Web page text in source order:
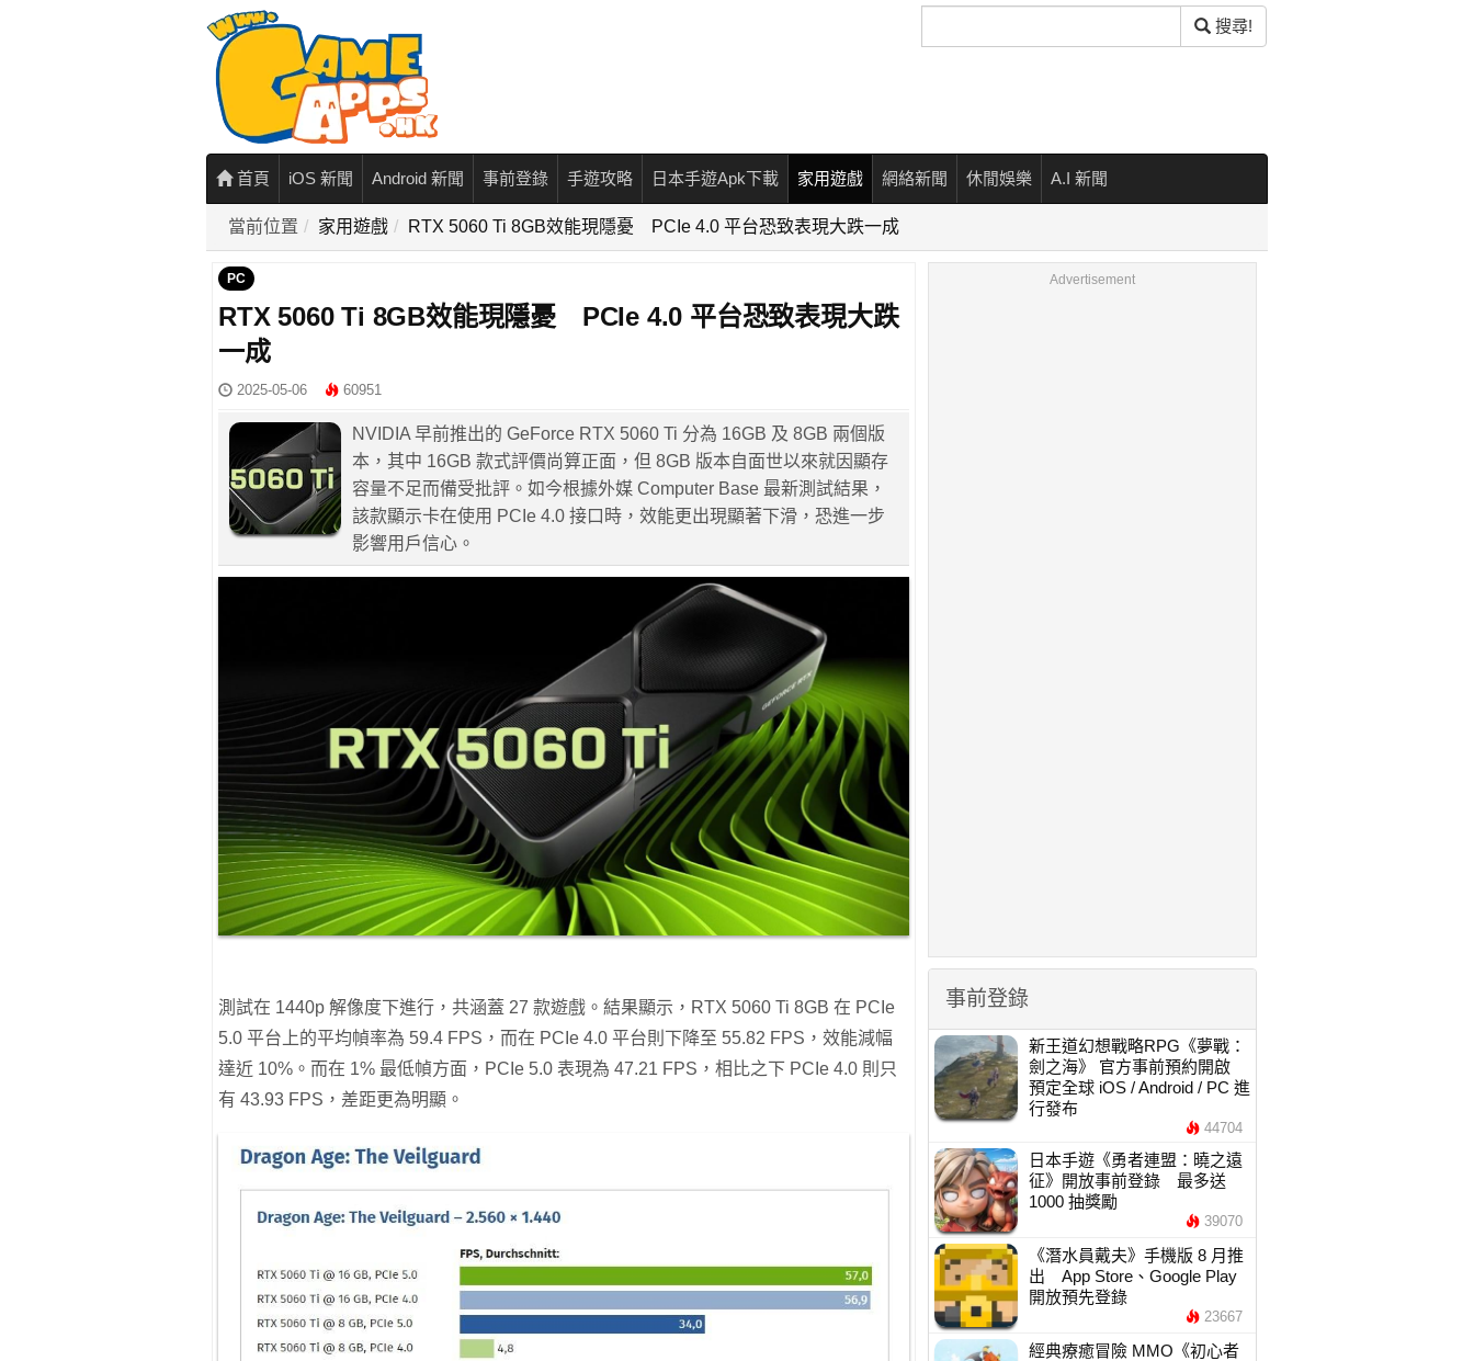
尋
搜尋!
首頁 iOS 新聞 Android 新聞 事前登錄 手遊攻略 日本手遊Apk下載 家用遊戲 網絡新聞 休閒娛樂 A.I 新聞
當前位置 家用遊戲 RTX 5060 Ti 8GB效能現隱憂 PCIe 4.0 平台恐致表現大跌一成
PC
RTX 5060 Ti 8GB效能現隱憂 PCIe 4.0 平台恐致表現大跌
一成
2025-05-06 60951
NVIDIA 早前推出的 GeForce RTX 5060 Ti 分為 16GB 及 8GB 兩個版
本，其中 16GB 款式評價尚算正面，但 8GB 版本自面世以來就因顯存
容量不足而備受批評。如今根據外媒 Computer Base 最新測試結果，
該款顯示卡在使用 PCIe 4.0 接口時，效能更出現顯著下滑，恐進一步
影響用戶信心。
測試在 1440p 解像度下進行，共涵蓋 27 款遊戲。結果顯示，RTX 5060 Ti 8GB 在 PCIe
5.0 平台上的平均幀率為 59.4 FPS，而在 PCIe 4.0 平台則下降至 55.82 FPS，效能減幅
達近 10%。而在 1% 最低幀方面，PCIe 5.0 表現為 47.21 FPS，相比之下 PCIe 4.0 則只
有 43.93 FPS，差距更為明顯。
Advertisement
事前登錄
新王道幻想戰略RPG《夢戰：
劍之海》 官方事前預約開啟
預定全球 iOS / Android / PC 進
行發布
44704
日本手遊《勇者連盟：曉之遠
征》開放事前登錄 最多送
1000 抽獎勵
39070
《潛水員戴夫》手機版 8 月推
出 App Store、Google Play
開放預先登錄
23667
經典療癒冒險 MMO《初心者